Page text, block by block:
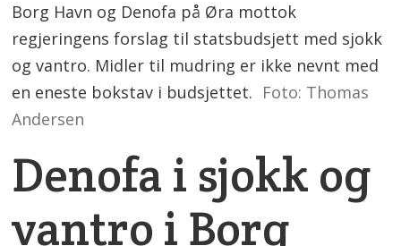
Borg Havn og Denofa på Øra mottok
regjeringens forslag til statsbudsjett med sjokk
og vantro. Midler til mudring er ikke nevnt med
en eneste bokstav i budsjettet. Foto: Thomas
Andersen
Denofa i sjokk og
vantro i Borg